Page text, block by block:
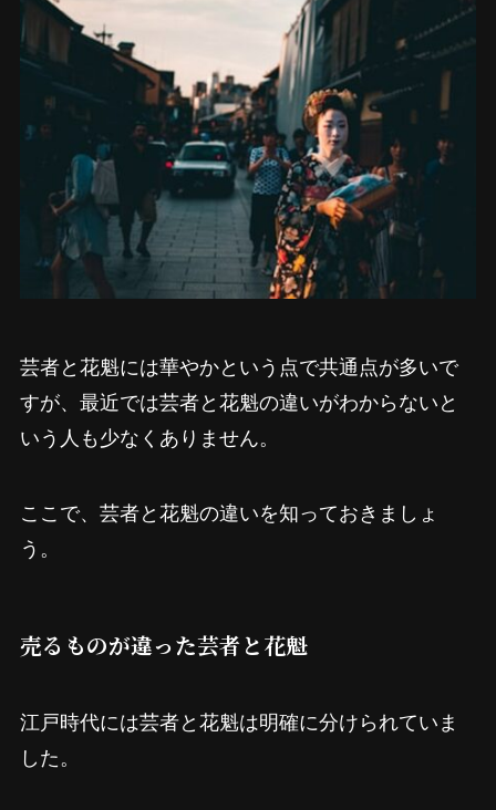
芸者と花魁には華やかという点で共通点が多いで
すが、最近では芸者と花魁の違いがわからないと
いう人も少なくありません。
ここで、芸者と花魁の違いを知っておきましょ
う。
売るものが違った芸者と花魁
江戸時代には芸者と花魁は明確に分けられていま
した。